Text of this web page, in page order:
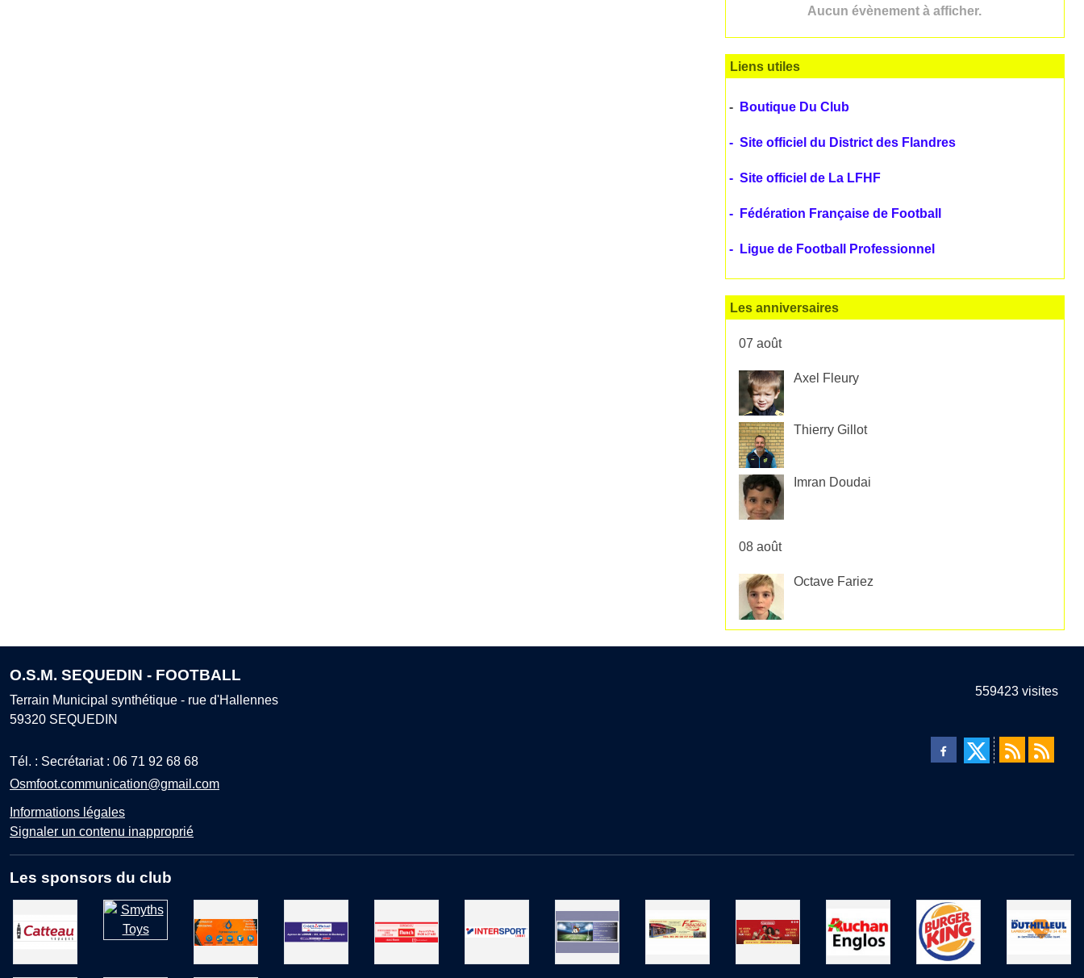
Aucun évènement à afficher.
Liens utiles
- Boutique Du Club
- Site officiel du District des Flandres
- Site officiel de La LFHF
- Fédération Française de Football
- Ligue de Football Professionnel
Les anniversaires
07 août
Axel Fleury
Thierry Gillot
Imran Doudai
08 août
Octave Fariez
O.S.M. SEQUEDIN - FOOTBALL
Terrain Municipal synthétique - rue d'Hallennes
59320 SEQUEDIN
Tél. : Secrétariat : 06 71 92 68 68
Osmfoot.communication@gmail.com
Informations légales
Signaler un contenu inapproprié
559423 visites
Les sponsors du club